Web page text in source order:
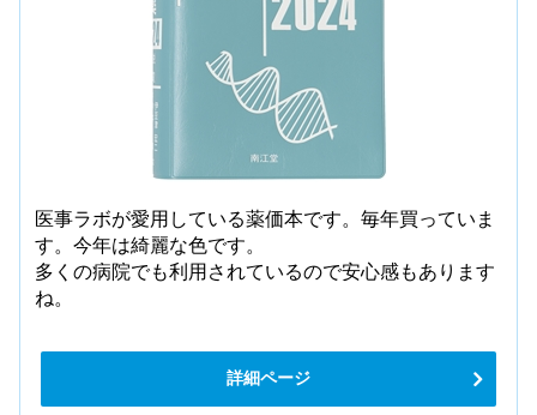
医事ラボが愛用している薬価本です。毎年買っていま
す。今年は綺麗な色です。
多くの病院でも利用されているので安心感もあります
ね。
詳細ページ